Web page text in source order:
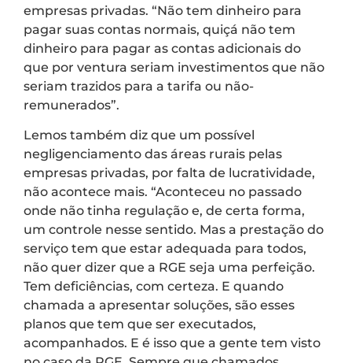
empresas privadas. “Não tem dinheiro para
pagar suas contas normais, quiçá não tem
dinheiro para pagar as contas adicionais do
que por ventura seriam investimentos que não
seriam trazidos para a tarifa ou não-
remunerados”.
Lemos também diz que um possível
negligenciamento das áreas rurais pelas
empresas privadas, por falta de lucratividade,
não acontece mais. “Aconteceu no passado
onde não tinha regulação e, de certa forma,
um controle nesse sentido. Mas a prestação do
serviço tem que estar adequada para todos,
não quer dizer que a RGE seja uma perfeição.
Tem deficiências, com certeza. E quando
chamada a apresentar soluções, são esses
planos que tem que ser executados,
acompanhados. E é isso que a gente tem visto